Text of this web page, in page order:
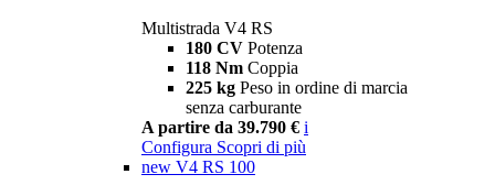
Multistrada V4 RS
180 CV Potenza
118 Nm Coppia
225 kg Peso in ordine di marcia
senza carburante
A partire da 39.790 € i
Configura Scopri di più
new V4 RS 100